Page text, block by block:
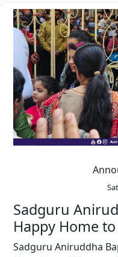
Sadguru
Happy Home
Sadguru Aniruddha